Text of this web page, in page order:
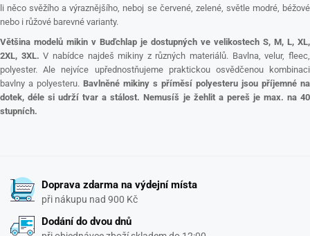
li něco svěžího a výraznějšího, neboj se červené, zelené, světle modré, béžové
nebo i růžové barevné varianty.
Většina modelů mikin v Buďchlap je dostupných ve velikostech S, M, L, XL,
2XL, 3XL. V nabídce najdeš mikiny z různých materiálů. Bavlna, velur, fleec,
polyester. Ale nejvíce upřednostňujeme praktickou osvědčenou kombinaci
bavlny a polyesteru. Bavlněné mikiny s příměsí polyesteru jsou příjemné na
dotek, déle si udrží tvar a stálost. Nemusíš je žehlit a pereš je max. na 40
stupních.
Doprava zdarma na výdejní místa
při nákupu nad 900 Kč
Dodání do dvou dnů